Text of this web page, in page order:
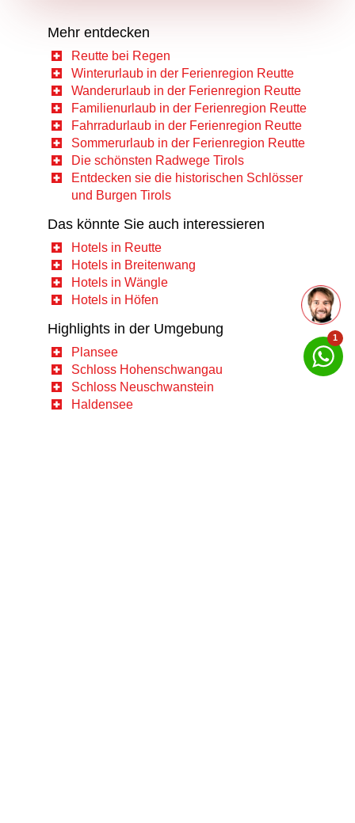
Mehr entdecken
Reutte bei Regen
Winterurlaub in der Ferienregion Reutte
Wanderurlaub in der Ferienregion Reutte
Familienurlaub in der Ferienregion Reutte
Fahrradurlaub in der Ferienregion Reutte
Sommerurlaub in der Ferienregion Reutte
Die schönsten Radwege Tirols
Entdecken sie die historischen Schlösser
und Burgen Tirols
Das könnte Sie auch interessieren
Hotels in Reutte
Hotels in Breitenwang
Hotels in Wängle
Hotels in Höfen
Highlights in der Umgebung
Plansee
Schloss Hohenschwangau
Schloss Neuschwanstein
Haldensee
1